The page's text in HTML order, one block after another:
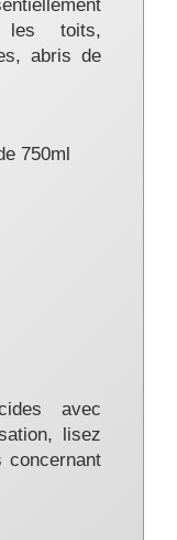
toits,
abris de
750ml
avec
lisez
concernant